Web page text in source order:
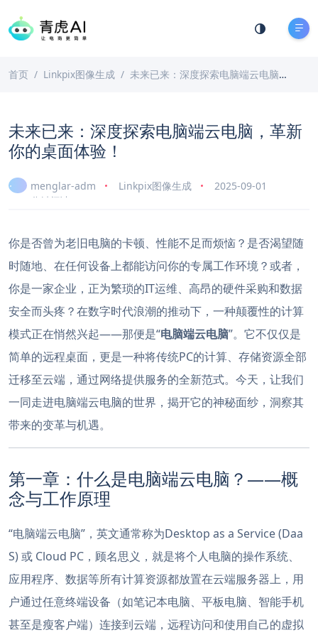
首页 Linkpix图像生成 未来已来：深度探索电脑端云电脑，革新你的桌面体验！
未来已来：深度探索电脑端云电脑，革新
你的桌面体验！
menglar-adm Linkpix图像生成
2025-09-01
7 分钟阅读
你是否曾为老旧电脑的卡顿、性能不足而烦恼？是否渴望随
时随地、在任何设备上都能访问你的专属工作环境？或者，
你是一家企业，正为繁琐的IT运维、高昂的硬件采购和数据
安全而头疼？在数字时代浪潮的推动下，一种颠覆性的计算
模式正在悄然兴起——那便是“电脑端云电脑”。它不仅仅是
简单的远程桌面，更是一种将传统PC的计算、存储资源全部
迁移至云端，通过网络提供服务的全新范式。今天，让我们
一同走进电脑端云电脑的世界，揭开它的神秘面纱，洞察其
带来的变革与机遇。
第一章：什么是电脑端云电脑？——概
念与工作原理
“电脑端云电脑”，英文通常称为Desktop as a Service (Daa
S) 或 Cloud PC，顾名思义，就是将个人电脑的操作系统、
应用程序、数据等所有计算资源都放置在云端服务器上，用
户通过任意终端设备（如笔记本电脑、平板电脑、智能手机
甚至是瘦客户端）连接到云端，远程访问和使用自己的虚拟